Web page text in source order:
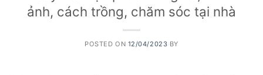
ảnh, cách trồng, chăm sóc tại nhà
POSTED ON 12/04/2023 BY